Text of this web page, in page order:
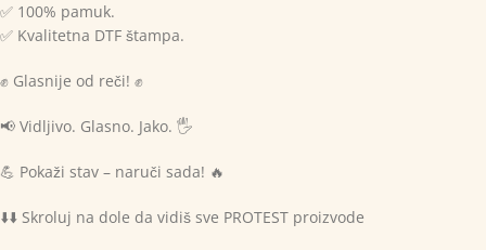
✅ 100% pamuk.
✅ Kvalitetna DTF štampa.
✊ Glasnije od reči! ✊
📢 Vidljivo. Glasno. Jako. 🖐
💪 Pokaži stav – naruči sada! 🔥
⬇️⬇️ Skroluj na dole da vidiš sve PROTEST proizvode